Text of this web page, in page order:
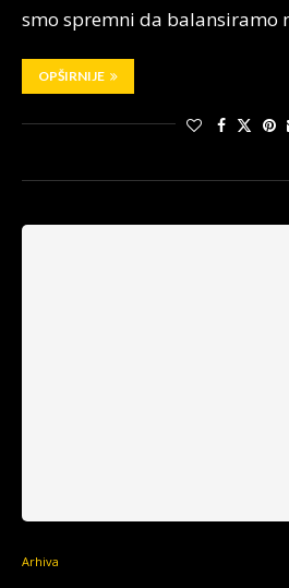
smo spremni da balansiramo
OPŠIRNIJE
Arhiva